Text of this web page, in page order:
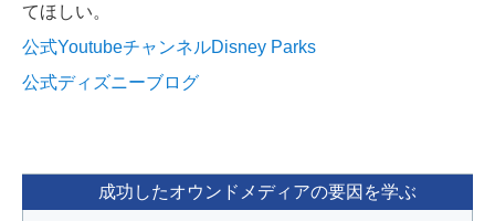
てほしい。
公式YoutubeチャンネルDisney Parks
公式ディズニーブログ
成功したオウンドメディアの要因を学ぶ